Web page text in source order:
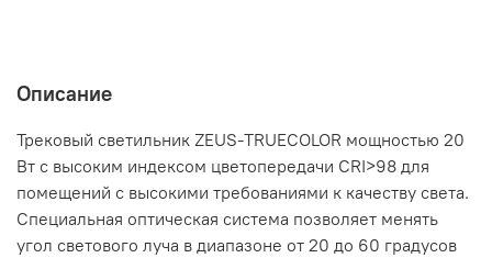
Описание
Трековый светильник ZEUS-TRUECOLOR мощностью 20
Вт с высоким индексом цветопередачи CRI>98 для
помещений с высокими требованиями к качеству света.
Специальная оптическая система позволяет менять
угол светового луча в диапазоне от 20 до 60 градусов